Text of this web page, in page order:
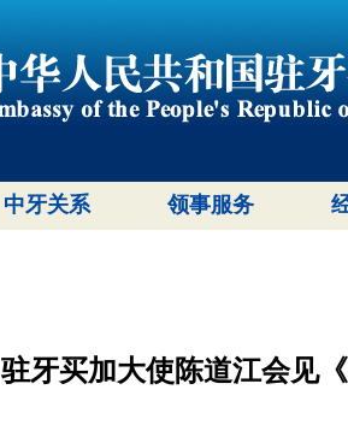
中牙关系 领事服务
驻牙买加大使陈道江会见